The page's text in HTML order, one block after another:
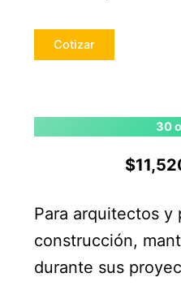
Cotizar
30
Para arquitectos y
construcción,
durante sus